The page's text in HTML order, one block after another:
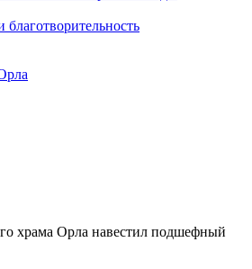
храма Орла навестил подшефный